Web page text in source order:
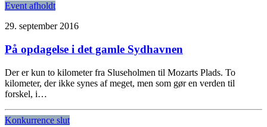
Event afholdt
29. september 2016
På opdagelse i det gamle Sydhavnen
Der er kun to kilometer fra Sluseholmen til Mozarts Plads. To
kilometer, der ikke synes af meget, men som gør en verden til
forskel, i…
Konkurrence slut